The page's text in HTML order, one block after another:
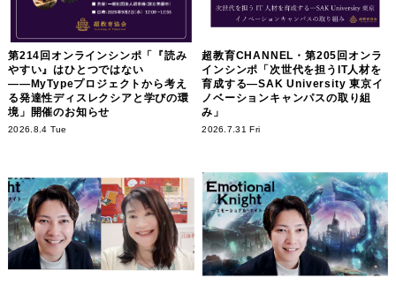
第214回オンラインシンポ「『読み
やすい』はひとつではない
――MyTypeプロジェクトから考え
る発達性ディスレクシアと学びの環
境」開催のお知らせ
2026.8.4 Tue
超教育CHANNEL・第205回オンラ
インシンポ「次世代を担うIT人材を
育成する―SAK University 東京イ
ノベーションキャンパスの取り組
み」
2026.7.31 Fri